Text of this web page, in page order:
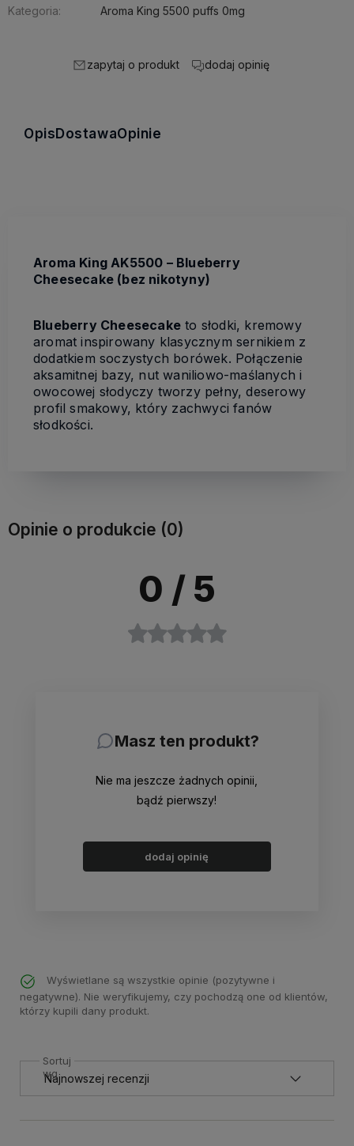
Kategoria: Aroma King 5500 puffs 0mg
zapytaj o produkt dodaj opinię
Opis DostawaOpinie
Aroma King AK5500 – Blueberry
Cheesecake (bez nikotyny)
Blueberry Cheesecake to słodki, kremowy
aromat inspirowany klasycznym sernikiem z
dodatkiem soczystych borówek. Połączenie
aksamitnej bazy, nut waniliowo-maślanych i
owocowej słodyczy tworzy pełny, deserowy
profil smakowy, który zachwyci fanów
słodkości.
Opinie o produkcie (0)
0 / 5
Masz ten produkt?
Nie ma jeszcze żadnych opinii,
bądź pierwszy!
dodaj opinię
Wyświetlane są wszystkie opinie (pozytywne i
negatywne). Nie weryfikujemy, czy pochodzą one od klientów,
którzy kupili dany produkt.
Sortuj
wg